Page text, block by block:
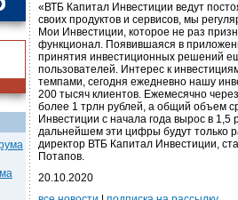
«ВТБ Капитал Инвестиции ведут
своих продуктов и сервисов, мы
Мои Инвестиции, которое не раз
функционал. Появившаяся в
принятия инвестиционных решений
пользователей. Интерес к
темпами, сегодня ежедневно нашу
200 тысяч клиентов. Ежемесячно
более 1 трлн рублей, а общий объем
Инвестиции с начала года вырос в
дальнейшем эти цифры будут только
директор ВТБ Капитал Инвестиции,
Потапов.
20.10.2020